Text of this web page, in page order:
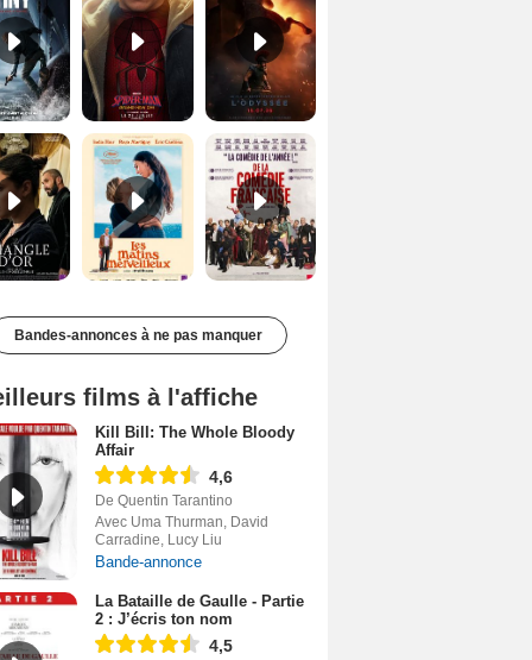
Le Triangle d'or Bande-annonce VF De la Comédie-Française Teaser VF
Bandes-annonces à ne pas manquer
films à l'affiche
Kill Bill: The Whole Bloody
Affair
4,6
De Quentin Tarantino
Avec Uma Thurman, David
Carradine, Lucy Liu
Bande-annonce
La Bataille de Gaulle - Partie
2 : J’écris ton nom
4,5